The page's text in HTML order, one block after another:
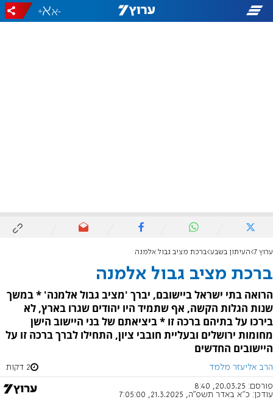
-
+
ערוץ 7 העיתון בשבע ברכת מציב גבול אלמנה
ברכת מציב גבול אלמנה
הרואה בתי ישראל ביישובם, יברך 'מציב גבול אלמנה' * במשך
שנות הגלות הקשה, אף שתמיד היו יהודים שגרו בארץ, לא
בירכו על בתיהם ברכה זו * ביציאתם של בני היישוב הישן
מחומות ירושלים ובעליית חובבי ציון, התחילו לברך ברכה זו על
היישובים החדשים
הרב אליעזר מלמד 2 דקות
פורסם: 20.03.25, 8:40
עודכן: כ"א באדר תשפ"ה, 21.3.2025, 7:05:00